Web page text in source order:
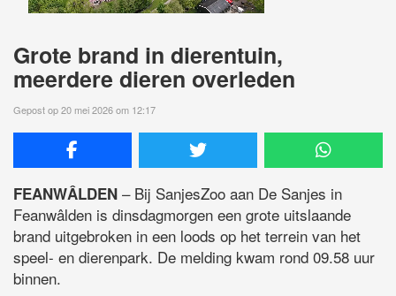
Grote brand in dierentuin,
meerdere dieren overleden
Gepost op 20 mei 2026 om 12:17
FEANWÂLDEN – Bij SanjesZoo aan De Sanjes in
Feanwâlden is dinsdagmorgen een grote uitslaande
brand uitgebroken in een loods op het terrein van het
speel- en dierenpark. De melding kwam rond 09.58 uur
binnen.